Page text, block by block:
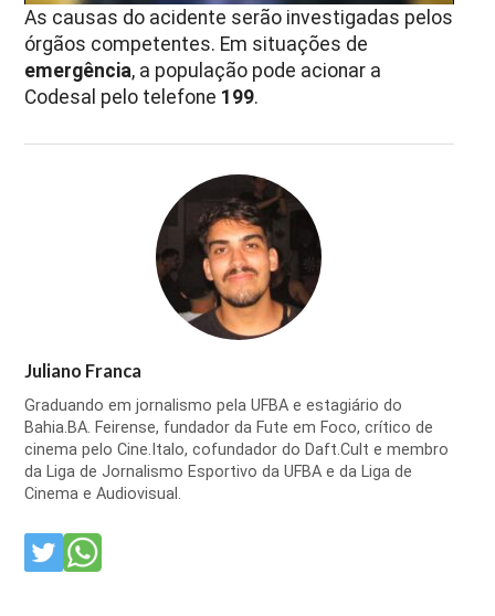
As causas do acidente serão investigadas pelos
órgãos competentes. Em situações de
emergência, a população pode acionar a
Codesal pelo telefone 199.
Juliano Franca
Graduando em jornalismo pela UFBA e estagiário do
Bahia.BA. Feirense, fundador da Fute em Foco, crítico de
cinema pelo Cine.Italo, cofundador do Daft.Cult e membro
da Liga de Jornalismo Esportivo da UFBA e da Liga de
Cinema e Audiovisual.